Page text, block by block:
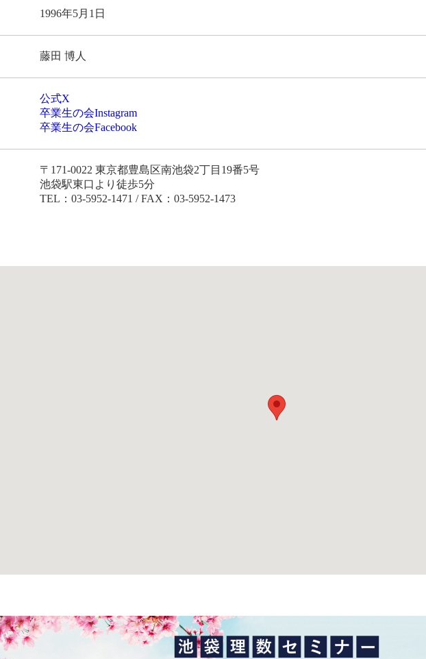
1996年5月1日
藤田 博人
公式X
卒業生の会Instagram
卒業生の会Facebook
〒171-0022 東京都豊島区南池袋2丁目19番5号
池袋駅東口より徒歩5分
TEL：03-5952-1471 / FAX：03-5952-1473